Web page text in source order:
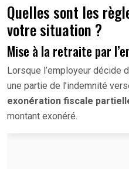
Quelles sont les
votre situation ?
Mise à la retraite par
Lorsque l’employeur décide
une partie de l’indemnité
exonération fiscale
montant exonéré.